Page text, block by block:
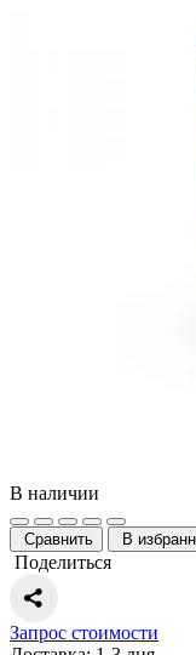
В наличии
Сравнить В
Поделиться
Запрос стоимости